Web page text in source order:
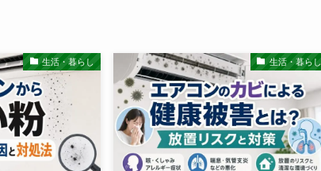
生活・暮らし 生活・暮らし